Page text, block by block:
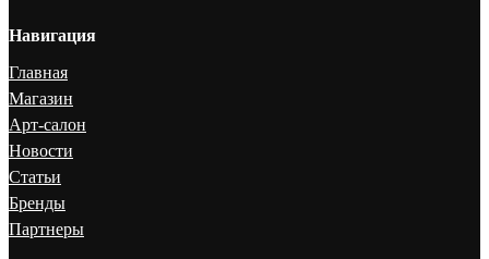
Навигация
Главная
Магазин
Арт-салон
Новости
Статьи
Бренды
Партнеры